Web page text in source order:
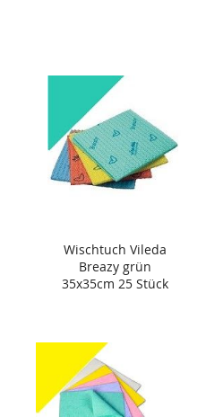
Wischtuch Vileda
Breazy grün
35x35cm 25 Stück